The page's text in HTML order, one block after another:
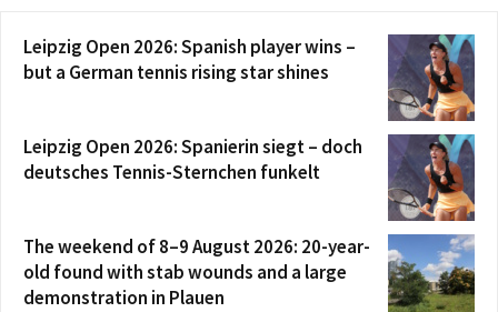
Leipzig Open 2026: Spanish player wins –
but a German tennis rising star shines
Leipzig Open 2026: Spanierin siegt – doch
deutsches Tennis-Sternchen funkelt
The weekend of 8–9 August 2026: 20-year-
old found with stab wounds and a large
demonstration in Plauen